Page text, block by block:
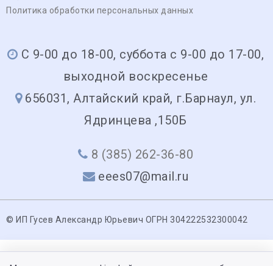
Политика обработки персональных данных
С 9-00 до 18-00, суббота с 9-00 до 17-00,
выходной воскресенье
656031, Алтайский край, г.Барнаул, ул.
Ядринцева ,150Б
8 (385) 262-36-80
eees07@mail.ru
© ИП Гусев Александр Юрьевич ОГРН 304222532300042